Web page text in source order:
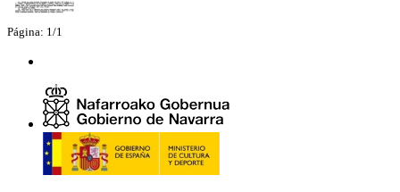
Página: 1/1